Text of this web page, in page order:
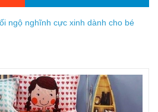
ngộ nghĩnh cực xinh dành cho bé